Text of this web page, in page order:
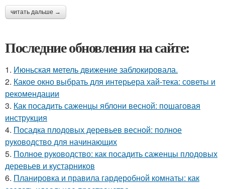
читать дальше →
Последние обновления на сайте:
1. Июньская метель движение заблокировала.
2. Какое окно выбрать для интерьера хай-тека: советы и
рекомендации
3. Как посадить саженцы яблони весной: пошаговая
инструкция
4. Посадка плодовых деревьев весной: полное
руководство для начинающих
5. Полное руководство: как посадить саженцы плодовых
деревьев и кустарников
6. Планировка и правила гардеробной комнаты: как